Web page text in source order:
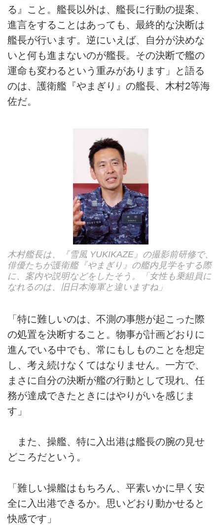
る』こと。艦長以外は、艦長に行動の提案、
進言をすることはあっても、最終的な決断は
艦長が行います。逆にいえば、自分が決めな
いと何も進まないのが艦長。その決断で艦の
運命も変わるという重みがあります」と語る
のは、護衛艦『やまぎり』の艦長、木村2等海
佐だ。
木村艦長は、『雪風 YUKIKAZE』の撮影前研修で、
俳優たちが護衛艦『やまぎり』の艦内見学をする際
に、案内や説明などをしたそう。「女性も乗組員に
なれるのは、旧日本海軍と違いますね」
「特に難しいのは、不測の事態が起こった際
の処置を決断すること。物事が計画どおりに
進んでいる中でも、常にもしものことを想定
し、考え続けなくてはなりません。一方で、
まさに自分の決断が艦の行動として現れ、任
務が達成できたときにはやりがいを感じま
す」
また、操艦、特に入出港は艦長の腕の見せ
どころだという。
「難しい操艦はもちろん、平素いかに早く安
全に入出港できるか。思いどおり動かせると
快感です」